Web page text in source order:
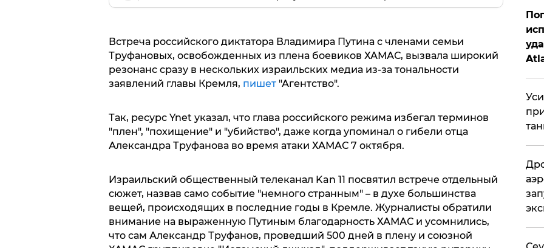
Встреча российского диктатора Владимира Путина с членами семьи
Труфановых, освобожденных из плена боевиков ХАМАС, вызвала широкий
резонанс сразу в нескольких израильских медиа из-за тональности
заявлений главы Кремля, пишет"Агентство".
Так, ресурс Ynet указал, что глава российского режима избегал терминов
"плен", "похищение" и "убийство", даже когда упоминал о гибели отца
Александра Труфанова во время атаки ХАМАС 7 октября.
Израильский общественный телеканал Kan 11 посвятил встрече отдельный
сюжет, назвав само событие "немного странным" – в духе большинства
вещей, происходящих в последние годы в Кремле. Журналисты обратили
внимание на выраженную Путиным благодарность ХАМАС и усомнились,
что сам Александр Труфанов, проведший 500 дней в плену и союзной